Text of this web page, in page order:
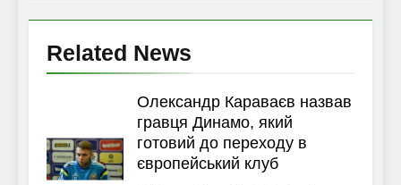
Related News
Олександр Караваєв назвав
гравця Динамо, який
готовий до переходу в
європейський клуб